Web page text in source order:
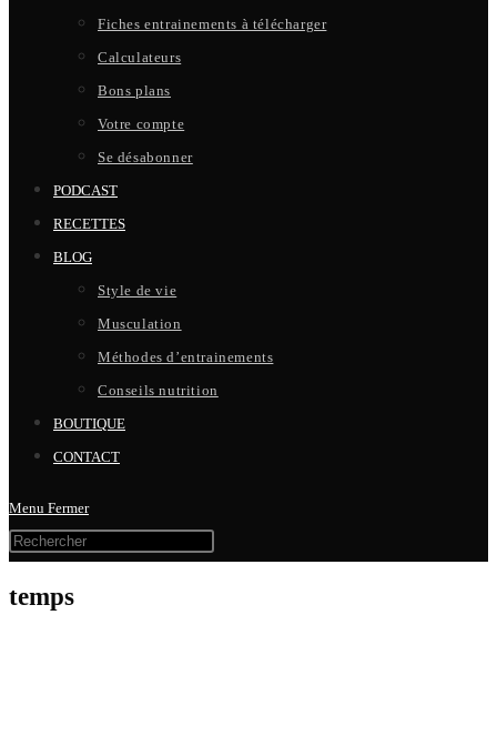
Fiches entrainements à télécharger
Calculateurs
Bons plans
Votre compte
Se désabonner
PODCAST
RECETTES
BLOG
Style de vie
Musculation
Méthodes d’entrainements
Conseils nutrition
BOUTIQUE
CONTACT
Menu Fermer
temps